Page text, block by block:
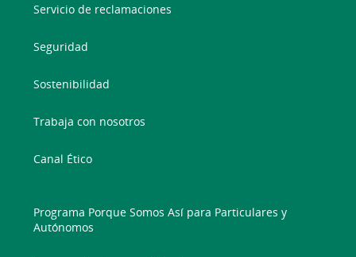
Servicio de reclamaciones
Seguridad
Sostenibilidad
Trabaja con nosotros
Canal Ético
Programa Porque Somos Así para Particulares y
Autónomos